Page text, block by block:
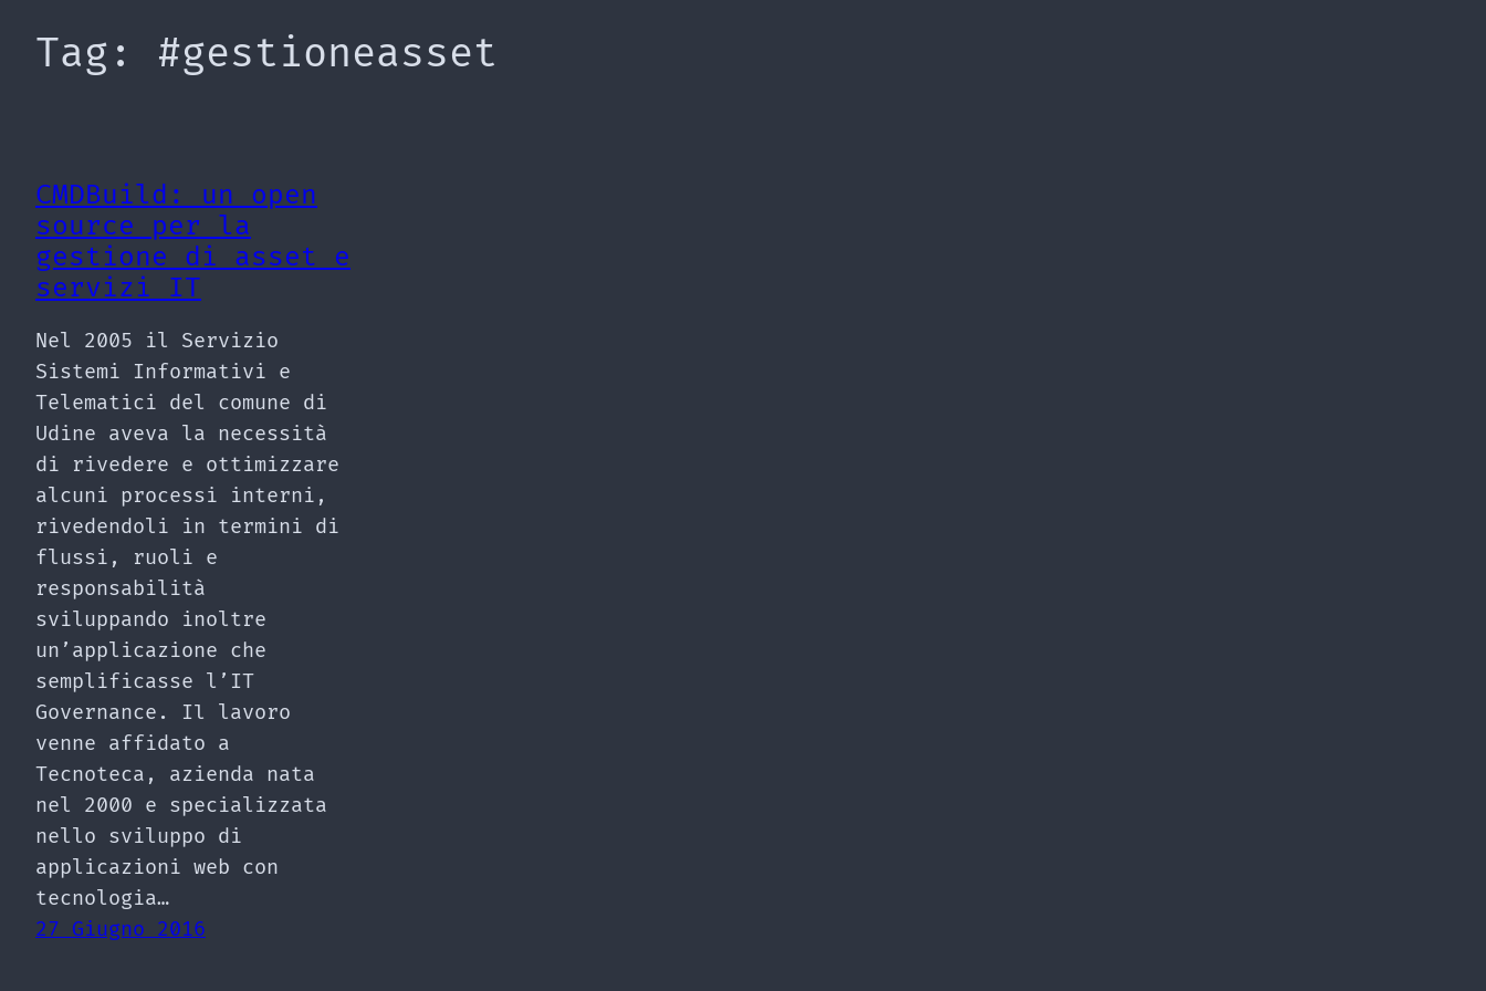
Tag: #gestioneasset
CMDBuild: un open
source per la
gestione di asset e
servizi IT
Nel 2005 il Servizio
Sistemi Informativi e
Telematici del comune di
Udine aveva la necessità
di rivedere e ottimizzare
alcuni processi interni,
rivedendoli in termini di
flussi, ruoli e
responsabilità
sviluppando inoltre
un’applicazione che
semplificasse l’IT
Governance. Il lavoro
venne affidato a
Tecnoteca, azienda nata
nel 2000 e specializzata
nello sviluppo di
applicazioni web con
tecnologia…
27 Giugno 2016